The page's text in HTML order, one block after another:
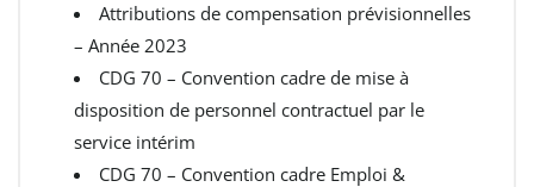
Attributions de compensation prévisionnelles
– Année 2023
CDG 70 – Convention cadre de mise à
disposition de personnel contractuel par le
service intérim
CDG 70 – Convention cadre Emploi &